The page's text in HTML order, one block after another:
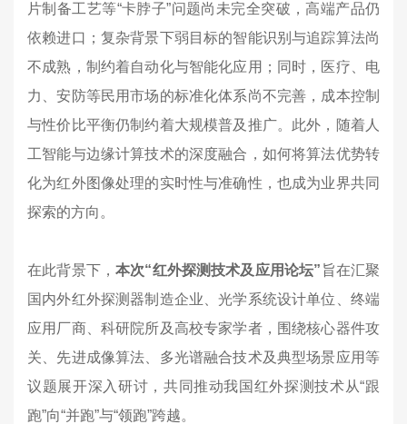
片制备工艺等“卡脖子”问题尚未完全突破，高端产品仍
依赖进口；复杂背景下弱目标的智能识别与追踪算法尚
不成熟，制约着自动化与智能化应用；同时，医疗、电
力、安防等民用市场的标准化体系尚不完善，成本控制
与性价比平衡仍制约着大规模普及推广。此外，随着人
工智能与边缘计算技术的深度融合，如何将算法优势转
化为红外图像处理的实时性与准确性，也成为业界共同
探索的方向。
在此背景下， 本次“红外探测技术及应用论坛” 旨在汇聚
国内外红外探测器制造企业、光学系统设计单位、终端
应用厂商、科研院所及高校专家学者，围绕核心器件攻
关、先进成像算法、多光谱融合技术及典型场景应用等
议题展开深入研讨，共同推动我国红外探测技术从“跟
跑”向“并跑”与“领跑”跨越。